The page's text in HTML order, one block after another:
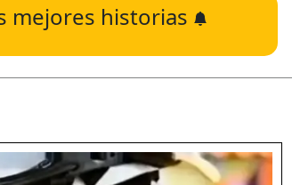
mejores historias